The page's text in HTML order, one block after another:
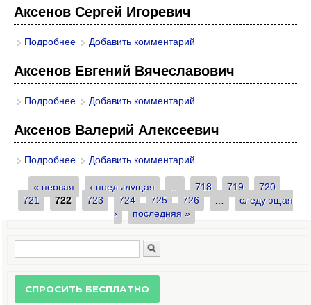
Аксенов Сергей Игоревич
Подробнее о Аксенов Сергей Игоревич
Добавить комментарий
Аксенов Евгений Вячеславович
Подробнее о Аксенов Евгений Вячеславович
Добавить комментарий
Аксенов Валерий Алексеевич
Подробнее о Аксенов Валерий Алексеевич
Добавить комментарий
Страницы
« первая ‹ предыдущая … 718 719
720
721
722 723 724 725 726 …
следующая
›
последняя »
Форма поиска